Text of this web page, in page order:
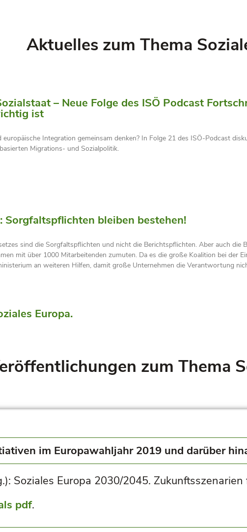
Aktuelles zum Thema
– Neue Folge des ISÖ Podcast
ist
Integration gemeinsam denken? In Folge 21 des ISÖ-Podcast
Migrations- und Sozialpolitik.
Sorgfaltspflichten bleiben bestehen!
sind die Sorgfaltspflichten und nicht die Berichtspflichten. Aber auch
mit über 1000 Mitarbeitenden zumuten. Da es die große Koalition bei der
an weiteren Hilfen, damit große Unternehmen die Verantwortung
Europa.
zum Thema
im Europawahljahr 2019 und darüber
Soziales Europa 2030/2045.
pdf.